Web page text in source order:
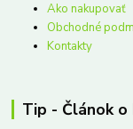
Ako nakupovať
Obchodné
Kontakty
Tip - Článok o